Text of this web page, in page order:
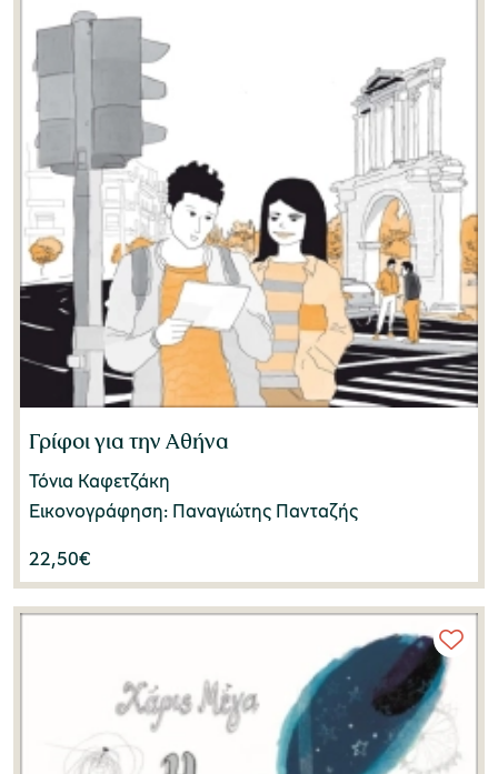
Γρίφοι για την Αθήνα
Τόνια Καφετζάκη
Εικονογράφηση: Παναγιώτης Πανταζής
22,50€